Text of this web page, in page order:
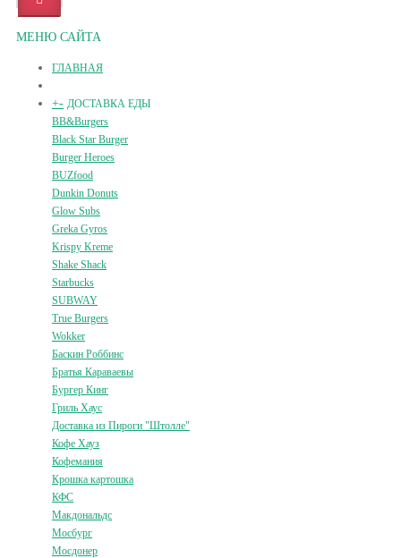
МЕНЮ САЙТА
ГЛАВНАЯ
+- ДОСТАВКА ЕДЫ
BB&Burgers
Black Star Burger
Burger Heroes
BUZfood
Dunkin Donuts
Glow Subs
Greka Gyros
Krispy Kreme
Shake Shack
Starbucks
SUBWAY
True Burgers
Wokker
Баскин Роббинс
Братья Караваевы
Бургер Кинг
Гриль Хаус
Доставка из Пироги "Штолле"
Кофе Хауз
Кофемания
Крошка картошка
КФС
Макдональдс
Мосбург
Мосдонер